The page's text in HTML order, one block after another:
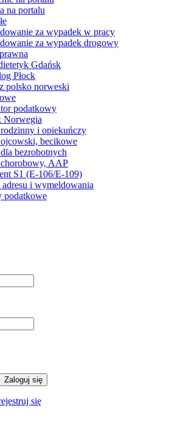
na portalu
za wypadek w pracy
za wypadek drogowy
Gdańsk
Płock
polsko norweski
podatkowy
Norwegia
rodzinny i opiekuńczy
ojcowski, becikowe
dla bezrobotnych
chorobowy, AAP
S1 (E-106/E-109)
i wymeldowania
podatkowe
Zaloguj się
się